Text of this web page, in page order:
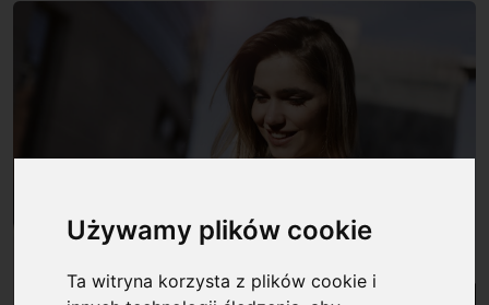
Używamy plików cookie
Ta witryna korzysta z plików cookie i